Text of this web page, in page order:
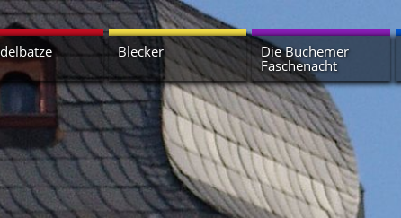
wach uff
Blecker Die Buchemer
Faschenacht
Geschichte der
Buchemer Faschenacht
Terminübersicht
Narrenbrunnen
Unterstütze die
Buchemer Faschenacht